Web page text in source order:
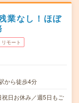
業なし！ほぼ
リモート
から徒歩4分
日お休み／週5日もご